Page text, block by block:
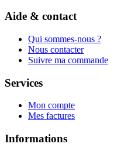
Aide & contact
Qui sommes-nous ?
Nous contacter
Suivre ma commande
Services
Mon compte
Mes factures
Informations